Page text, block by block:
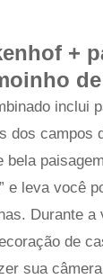
+
inclui
dos campos
bela
e leva você
Durante a
de
sua